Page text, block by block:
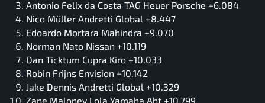
Antonio Felix da Costa TAG Heuer Porsche +6.084
Nico Müller Andretti Global +8.447
Edoardo Mortara Mahindra +9.070
Norman Nato Nissan +10.119
Dan Ticktum Cupra Kiro +10.033
Robin Frijns Envision +10.142
Jake Dennis Andretti Global +10.329
Zane Maloney Lola Yamaha Abt +10.799